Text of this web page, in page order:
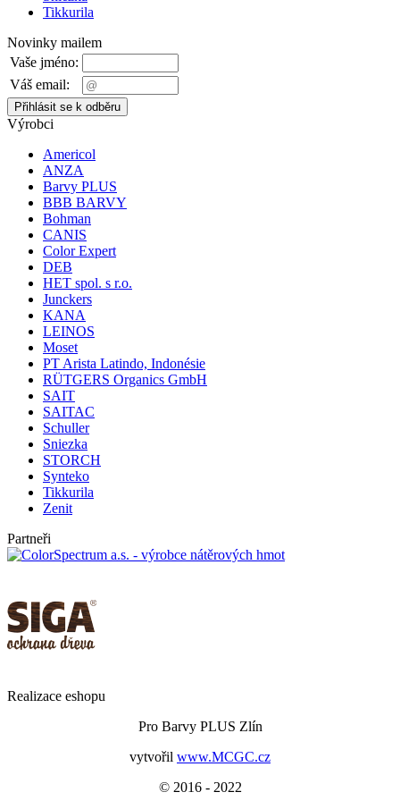
Tikkurila
Novinky mailem
Vaše jméno:
Váš email:
Výrobci
Americol
ANZA
Barvy PLUS
BBB BARVY
Bohman
CANIS
Color Expert
DEB
HET spol. s r.o.
Junckers
KANA
LEINOS
Moset
PT Arista Latindo, Indonésie
RÜTGERS Organics GmbH
SAIT
SAITAC
Schuller
Sniezka
STORCH
Synteko
Tikkurila
Zenit
Partneři
Realizace eshopu
Pro Barvy PLUS Zlín
vytvořil www.MCGC.cz
© 2016 - 2022